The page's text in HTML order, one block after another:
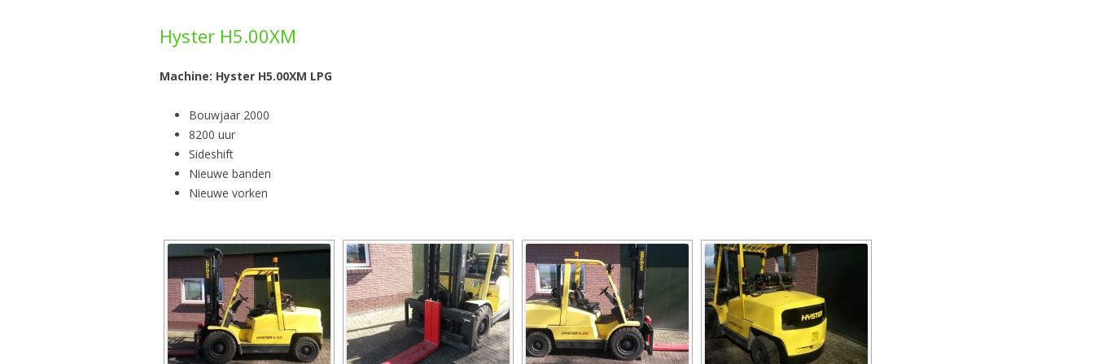
Hyster H5.00XM
Machine: Hyster H5.00XM LPG
Bouwjaar 2000
8200 uur
Sideshift
Nieuwe banden
Nieuwe vorken